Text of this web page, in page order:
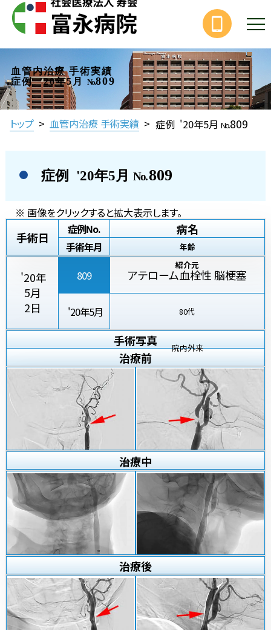
血管内治療 手術実績
症例 '20年5月
No.809
トップ > 血管内治療 手術実績 > 症例 '20年5月 No.809
症例 '20年5月 No.809
※ 画像をクリックすると拡大表示します。
手術日
症例No.
手術年月
病名
年齢
紹介元
'20年
5月
2日
809
'20年5月
アテローム血栓性 脳梗塞
80代
院内外来
手術写真
治療前
治療中
治療後